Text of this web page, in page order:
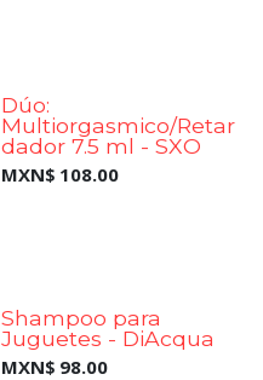
Dúo:
Multiorgasmico/Retar
dador 7.5 ml - SXO
MXN$ 108.00
Preventa
Shampoo para
Juguetes - DiAcqua
MXN$ 98.00